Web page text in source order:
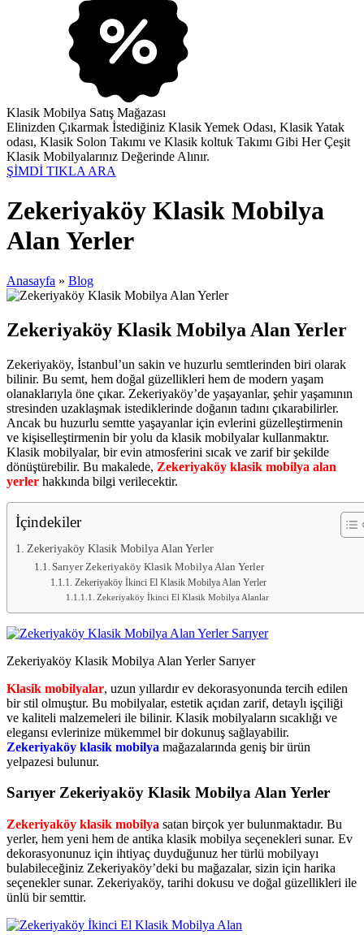
Klasik Mobilya Satış Mağazası
Elinizden Çıkarmak İstediğiniz Klasik Yemek Odası, Klasik Yatak
odası, Klasik Solon Takımı ve Klasik koltuk Takımı Gibi Her Çeşit
Klasik Mobilyalarınız Değerinde Alınır.
ŞİMDİ TIKLA ARA
Zekeriyaköy Klasik Mobilya
Alan Yerler
Anasayfa » Blog
Zekeriyaköy Klasik Mobilya Alan Yerler
Zekeriyaköy, İstanbul’un sakin ve huzurlu semtlerinden biri olarak
bilinir. Bu semt, hem doğal güzellikleri hem de modern yaşam
olanaklarıyla öne çıkar. Zekeriyaköy’de yaşayanlar, şehir yaşamının
stresinden uzaklaşmak istediklerinde doğanın tadını çıkarabilirler.
Ancak bu huzurlu semtte yaşayanlar için evlerini güzelleştirmenin
ve kişiselleştirmenin bir yolu da klasik mobilyalar kullanmaktır.
Klasik mobilyalar, bir evin atmosferini sıcak ve zarif bir şekilde
dönüştürebilir. Bu makalede, Zekeriyaköy klasik mobilya alan
yerler hakkında bilgi verilecektir.
İçindekiler
Zekeriyaköy Klasik Mobilya Alan Yerler
Sarıyer Zekeriyaköy Klasik Mobilya Alan Yerler
Zekeriyaköy İkinci El Klasik Mobilya Alan Yerler
Zekeriyaköy İkinci El Klasik Mobilya Alanlar
Zekeriyaköy Klasik Mobilya Alan Yerler Sarıyer
Klasik mobilyalar, uzun yıllardır ev dekorasyonunda tercih edilen
bir stil olmuştur. Bu mobilyalar, estetik açıdan zarif, detaylı işçiliği
ve kaliteli malzemeleri ile bilinir. Klasik mobilyaların sıcaklığı ve
elegansı evlerinize mükemmel bir dokunuş sağlayabilir.
Zekeriyaköy klasik mobilya mağazalarında geniş bir ürün
yelpazesi bulunur.
Sarıyer Zekeriyaköy Klasik Mobilya Alan Yerler
Zekeriyaköy klasik mobilya satan birçok yer bulunmaktadır. Bu
yerler, hem yeni hem de antika klasik mobilya seçenekleri sunar. Ev
dekorasyonunuz için ihtiyaç duyduğunuz her türlü mobilyayı
bulabileceğiniz Zekeriyaköy’deki bu mağazalar, sizin için harika
seçenekler sunar. Zekeriyaköy, tarihi dokusu ve doğal güzellikleri ile
ünlü bir semttir.